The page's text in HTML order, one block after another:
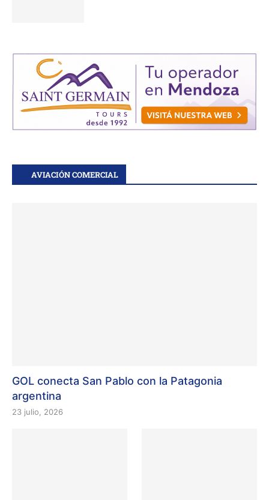
AVIACIÓN COMERCIAL
GOL conecta San Pablo con la Patagonia
argentina
23 julio, 2026